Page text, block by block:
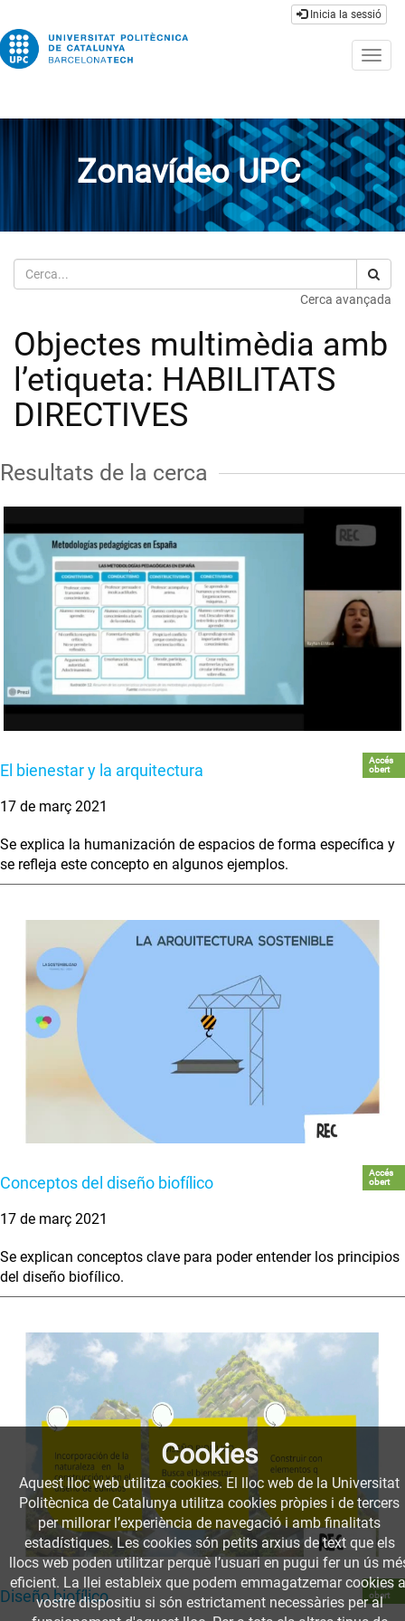
Inicia la sessió
Zonavídeo UPC
Cerca
Cerca avançada
Objectes multimèdia amb
l’etiqueta: HABILITATS
DIRECTIVES
Resultats de la cerca
El bienestar y la arquitectura
Accés
obert
17 de març 2021
Se explica la humanización de espacios de forma específica y
se refleja este concepto en algunos ejemplos.
Conceptos del diseño biofílico
Accés
obert
17 de març 2021
Se explican conceptos clave para poder entender los principios
del diseño biofílico.
Diseño biofílico
Accés
obert
Cookies
Aquest lloc web utilitza cookies. El lloc web de la Universitat
Politècnica de Catalunya utilitza cookies pròpies i de tercers
per millorar l’experiència de navegació i amb finalitats
estadístiques. Les cookies són petits arxius de text que els
llocs web poden utilitzar perquè l’usuari en pugui fer un ús
eficient. La llei estableix que podem emmagatzemar cookies
vostre dispositiu si són estrictament necessàries per al